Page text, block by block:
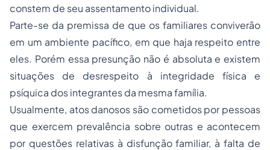
constem de seu assentamento individual.
Parte-se da premissa de que os familiares conviverão
em um ambiente pacífico, em que haja respeito entre
eles. Porém essa presunção não é absoluta e existem
situações de desrespeito à integridade física e
psíquica dos integrantes da mesma família.
Usualmente, atos danosos são cometidos por pessoas
que exercem prevalência sobre outras e acontecem
por questões relativas à disfunção familiar, à falta de